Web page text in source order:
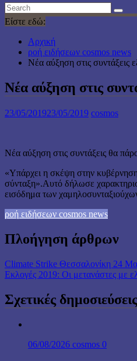
Είστε εδώ:
Αρχική
ροή ειδήσεων cosmos news
Νέα αύξηση στις συντάξεις
Νέα αύξηση στις
23/05/201923/05/2019 cosmos
Νέα αύξηση στις συντάξεις θα
«Υπάρχει η σκέψη στην
σύνταξη».Αυτό δήλωσε
εισόδημα των
ροή ειδήσεων cosmos news
Πλοήγηση άρθρων
Climate Strike Θεσσαλονίκη 24
Εκλογές 2019: Οι μετανάστες με
Σχετικές δημοσιεύσεις
06/08/2026 cosmos 0